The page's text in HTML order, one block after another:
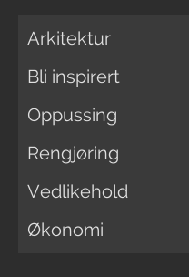
Arkitektur
Bli inspirert
Oppussing
Rengjøring
Vedlikehold
Økonomi